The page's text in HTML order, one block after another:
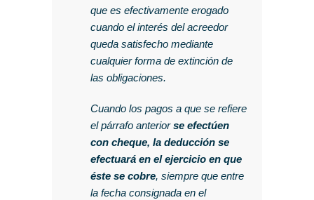
que es efectivamente erogado
cuando el interés del acreedor
queda satisfecho mediante
cualquier forma de extinción de
las obligaciones.
Cuando los pagos a que se refiere
el párrafo anteriorse efectúen
con cheque, la deducción se
efectuará en el ejercicio en que
éste se cobre, siempre que entre
la fecha consignada en el